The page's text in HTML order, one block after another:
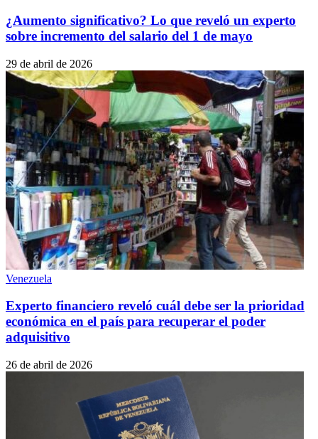
¿Aumento significativo? Lo que reveló un experto
sobre incremento del salario del 1 de mayo
29 de abril de 2026
Venezuela
Experto financiero reveló cuál debe ser la prioridad
económica en el país para recuperar el poder
adquisitivo
26 de abril de 2026